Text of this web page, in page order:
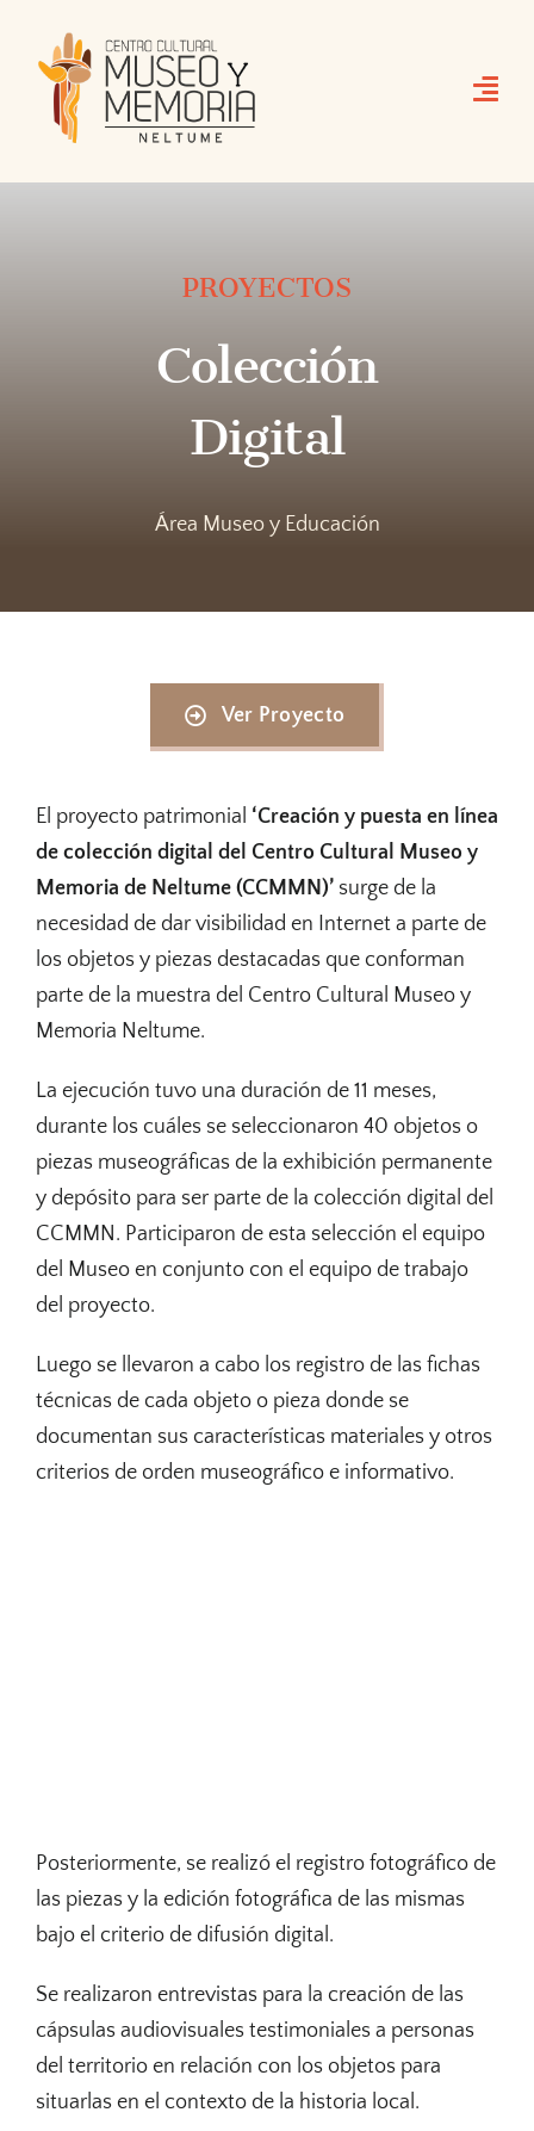
content
PROYECTOS
Colección
Digital
Área Museo y Educación
Ver Proyecto
El proyecto patrimonial ‘Creación y puesta en línea
de colección digital del Centro Cultural Museo y
Memoria de Neltume (CCMMN)’surge de la
necesidad de dar visibilidad en Internet a parte de
los objetos y piezas destacadas que conforman
parte de la muestra del Centro Cultural Museo y
Memoria Neltume.
La ejecución tuvo una duración de 11 meses,
durante los cuáles se seleccionaron 40 objetos o
piezas museográficas de la exhibición permanente
y depósito para ser parte de la colección digital del
CCMMN. Participaron de esta selección el equipo
del Museo en conjunto con el equipo de trabajo
del proyecto.
Luego se llevaron a cabo los registro de las fichas
técnicas de cada objeto o pieza donde se
documentan sus características materiales y otros
criterios de orden museográfico e informativo.
Posteriormente, se realizó el registro fotográfico de
las piezas y la edición fotográfica de las mismas
bajo el criterio de difusión digital.
Se realizaron entrevistas para la creación de las
cápsulas audiovisuales testimoniales a personas
del territorio en relación con los objetos para
situarlas en el contexto de la historia local.